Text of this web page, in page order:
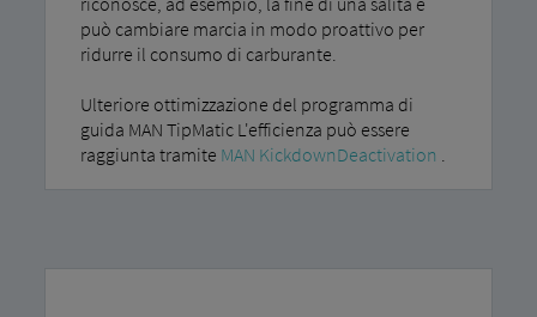
può cambiare marcia in modo proattivo per
ridurre il consumo di carburante.
Ulteriore ottimizzazione del programma di
guida MAN TipMatic L'efficienza può essere
raggiunta tramite MAN KickdownDeactivation